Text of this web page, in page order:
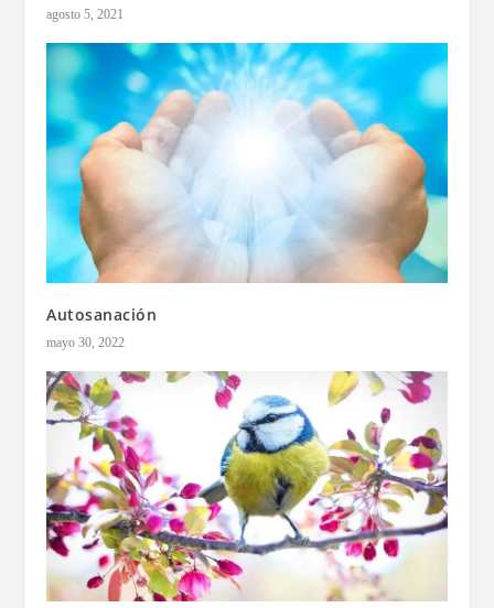
agosto 5, 2021
Autosanación
mayo 30, 2022